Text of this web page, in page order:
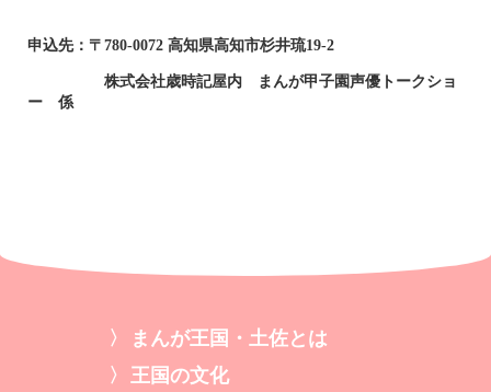
申込先：〒780-0072 高知県高知市杉井琉19-2
株式会社歳時記屋内 まんが甲子園声優トークショ
ー 係
まんが王国・土佐とは
王国の文化